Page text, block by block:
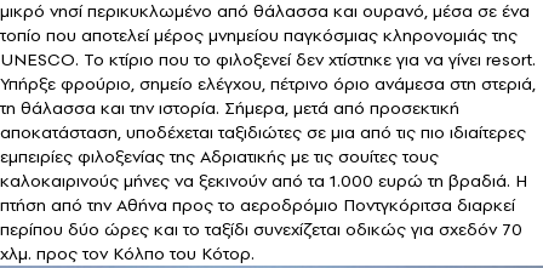
μικρό νησί περικυκλωμένο από θάλασσα και ουρανό, μέσα σε ένα
τοπίο που αποτελεί μέρος μνημείου παγκόσμιας κληρονομιάς της
UNESCO. Το κτίριο που το φιλοξενεί δεν χτίστηκε για να γίνει resort.
Υπήρξε φρούριο, σημείο ελέγχου, πέτρινο όριο ανάμεσα στη στεριά,
τη θάλασσα και την ιστορία. Σήμερα, μετά από προσεκτική
αποκατάσταση, υποδέχεται ταξιδιώτες σε μια από τις πιο ιδιαίτερες
εμπειρίες φιλοξενίας της Αδριατικής με τις σουίτες τους
καλοκαιρινούς μήνες να ξεκινούν από τα 1.000 ευρώ τη βραδιά. Η
πτήση από την Αθήνα προς το αεροδρόμιο Ποντγκόριτσα διαρκεί
περίπου δύο ώρες και το ταξίδι συνεχίζεται οδικώς για σχεδόν 70
χλμ. προς τον Κόλπο του Κότορ.